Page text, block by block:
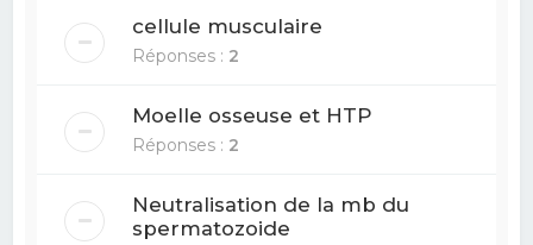
cellule musculaire
Réponses : 2
Moelle osseuse et HTP
Réponses : 2
Neutralisation de la mb du
spermatozoide